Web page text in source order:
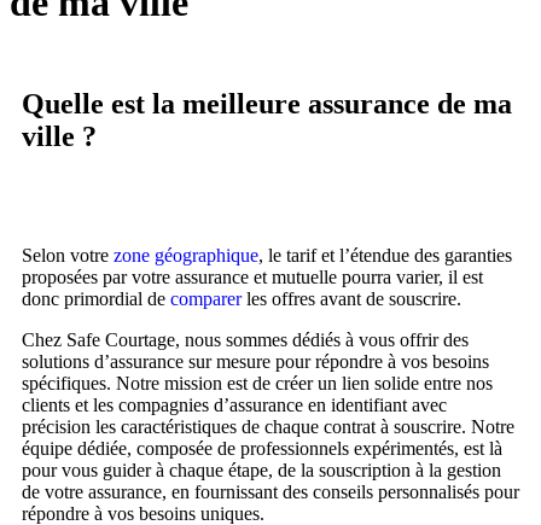
Quelle est la meilleure assurance de ma
ville ?
Selon votre zone géographique, le tarif et l’étendue des garanties
proposées par votre assurance et mutuelle pourra varier, il est
donc primordial de comparerles offres avant de souscrire.
Chez Safe Courtage, nous sommes dédiés à vous offrir des
solutions d’assurance sur mesure pour répondre à vos besoins
spécifiques. Notre mission est de créer un lien solide entre nos
clients et les compagnies d’assurance en identifiant avec
précision les caractéristiques de chaque contrat à souscrire. Notre
équipe dédiée, composée de professionnels expérimentés, est là
pour vous guider à chaque étape, de la souscription à la gestion
de votre assurance, en fournissant des conseils personnalisés pour
répondre à vos besoins uniques.